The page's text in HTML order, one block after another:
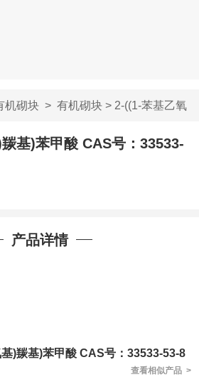
机砌块> 有机砌块> 2-((1-苯基乙氧
基)苯甲酸 CAS号：33533-
产品详情
)羰基)苯甲酸 CAS号：33533-53-8
查看相似产品 >